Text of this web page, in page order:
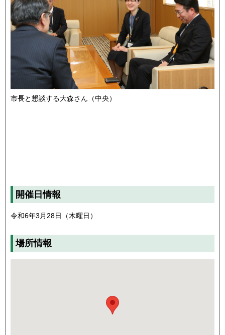
市長と懇談する大森さん（中央）
開催日情報
令和6年3月28日（木曜日）
場所情報